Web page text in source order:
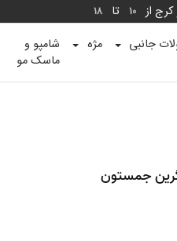
از 10 تا 18
جانبی مژه
شامپو و
ماسک مو
جمستون